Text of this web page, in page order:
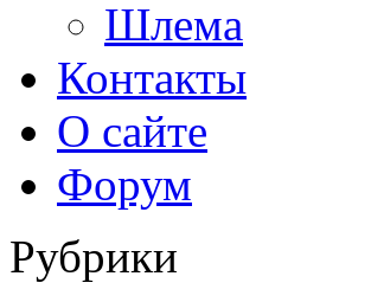
Шлема
Контакты
О сайте
Форум
Рубрики